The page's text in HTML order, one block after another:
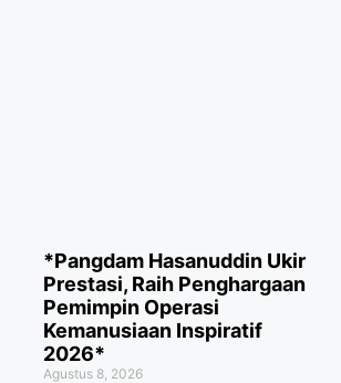
*Pangdam Hasanuddin Ukir
Prestasi, Raih Penghargaan
Pemimpin Operasi
Kemanusiaan Inspiratif
2026*
Agustus 8, 2026